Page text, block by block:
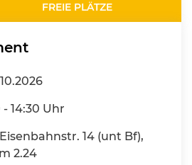
FREIE PLÄTZE
14:30 Uhr
14 (unt Bf),
2.24